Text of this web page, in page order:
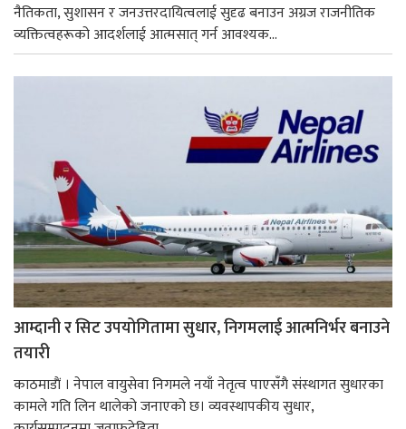
नैतिकता, सुशासन र जनउत्तरदायित्वलाई सुदृढ बनाउन अग्रज राजनीतिक
व्यक्तित्वहरूको आदर्शलाई आत्मसात् गर्न आवश्यक...
आम्दानी र सिट उपयोगितामा सुधार, निगमलाई आत्मनिर्भर बनाउने
तयारी
काठमाडाैं । नेपाल वायुसेवा निगमले नयाँ नेतृत्व पाएसँगै संस्थागत सुधारका
कामले गति लिन थालेको जनाएको छ। व्यवस्थापकीय सुधार,